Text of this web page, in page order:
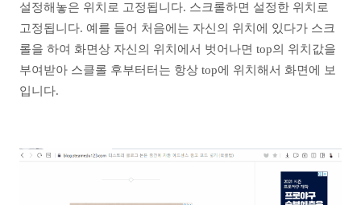
설정해놓은 위치로 고정됩니다. 스크롤하면 설정한 위치로
고정됩니다. 예를 들어 처음에는 자신의 위치에 있다가 스크
롤을 하여 화면상 자신의 위치에서 벗어나면 top의 위치값을
부여받아 스클롤 후부터터는 항상 top에 위치해서 화면에 보
입니다.